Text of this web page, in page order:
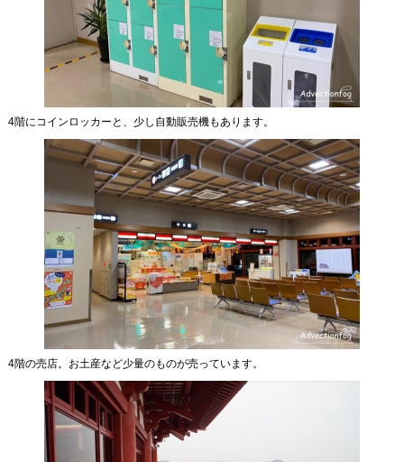
4階にコインロッカーと、少し自動販売機もあります。
4階の売店。お土産など少量のものが売っています。